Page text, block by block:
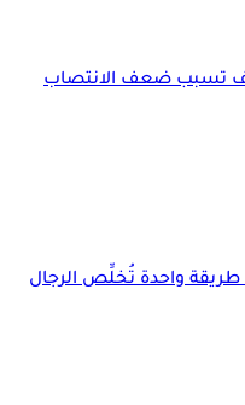
البروستاتا- 3 أصناف تسبب ضعف الانتصاب
واحدة تُخلِّص الرجال